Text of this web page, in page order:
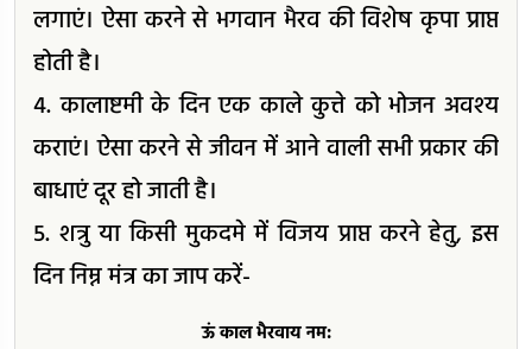
लगाएं। ऐसा करने से भगवान भैरव की विशेष कृपा प्राप्त
होती है।
4. कालाष्टमी के दिन एक काले कुत्ते को भोजन अवश्य
कराएं। ऐसा करने से जीवन में आने वाली सभी प्रकार की
बाधाएं दूर हो जाती है।
5. शत्रु या किसी मुकदमे में विजय प्राप्त करने हेतु, इस
दिन निम्न मंत्र का जाप करें-
ऊं काल भैरवाय नम: